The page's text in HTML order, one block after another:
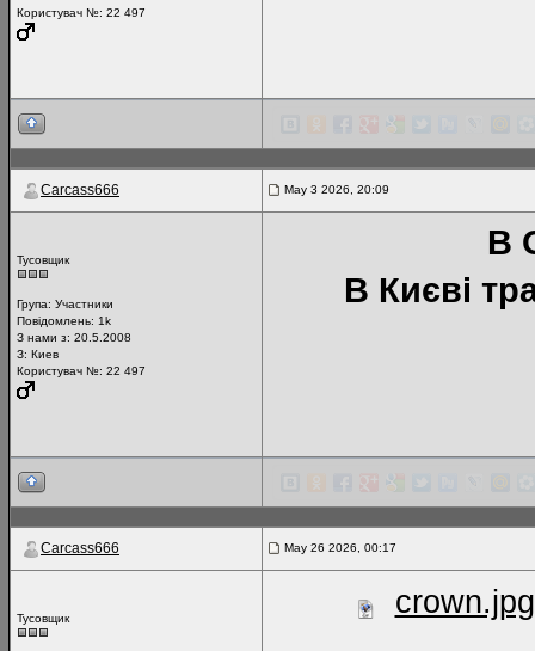
Користувач №: 22 497
Carcass666 May 3 2026, 20:09
Тусовщик
Група: Участники
Повідомлень: 1k
З нами з: 20.5.2008
З: Киев
Користувач №: 22 497
В
В Києві
Carcass666 May 26 2026, 00:17
Тусовщик crown.jpg